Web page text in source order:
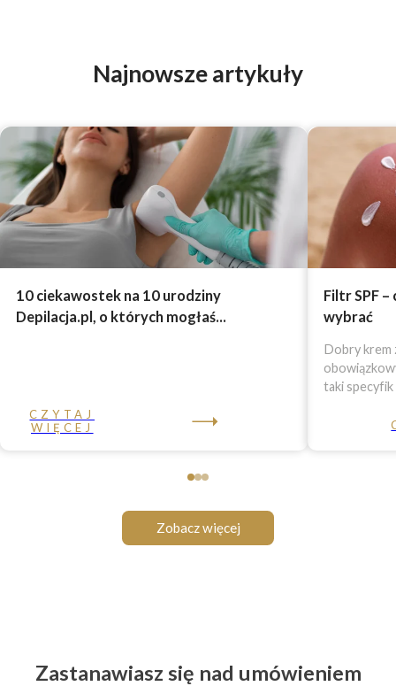
Najnowsze artykuły
10 ciekawostek na 10 urodziny
Depilacja.pl, o których mogłaś...
CZYTAJ
WIĘCEJ
Filtr SPF
wybrać
Dobry krem
taki specyfik
Zobacz więcej
Zastanawiasz się nad umówieniem